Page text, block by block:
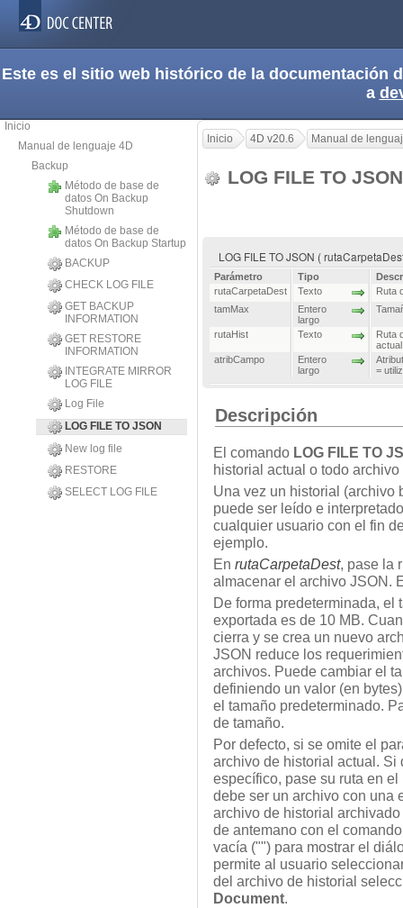
Este es el sitio web histórico de la documentación
a
Inicio
Manual de lenguaje 4D
Backup
Método de base de
datos On Backup
Shutdown
Método de base de
datos On Backup Startup
BACKUP
CHECK LOG FILE
GET BACKUP
INFORMATION
GET RESTORE
INFORMATION
INTEGRATE MIRROR
LOG FILE
Log File
LOG FILE TO JSON
New log file
RESTORE
SELECT LOG FILE
Inicio 4D v20.6 Manual de
LOG FILE TO
LOG FILE TO JSON (
Parámetro Tipo
rutaCarpetaDest
Texto
Ruta
tamMax
Entero
largo
rutaHist Texto
Ruta
atribCampo
Entero
largo
=
Descripción
El comando LOG FILE TO
historial actual o todo
Una vez un historial (archivo
puede ser leído e
cualquier usuario con el fin
ejemplo.
En rutaCarpetaDest, pase la
almacenar el archivo JSON.
De forma predeterminada,
exportada es de 10 MB.
cierra y se crea un nuevo
JSON reduce los
archivos. Puede cambiar el
definiendo un valor (en
el tamaño predeterminado.
de tamaño.
Por defecto, si se omite el
archivo de historial actual. Si
específico, pase su ruta en
debe ser un archivo con una
archivo de historial
de antemano con el
vacía ("") para mostrar el
permite al usuario
del archivo de historial
Document.